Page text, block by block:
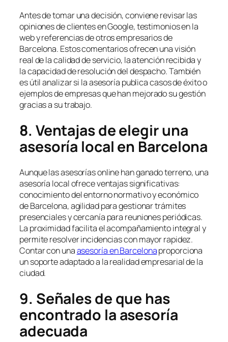
Antes de tomar una decisión, conviene revisar las
opiniones de clientes en Google, testimonios en la
web y referencias de otros empresarios de
Barcelona. Estos comentarios ofrecen una visión
real de la calidad de servicio, la atención recibida y
la capacidad de resolución del despacho. También
es útil analizar si la asesoría publica casos de éxito o
ejemplos de empresas que han mejorado su gestión
gracias a su trabajo.
8. Ventajas de elegir una
asesoría local en Barcelona
Aunque las asesorías online han ganado terreno, una
asesoría local ofrece ventajas significativas:
conocimiento del entorno normativo y económico
de Barcelona, agilidad para gestionar trámites
presenciales y cercanía para reuniones periódicas.
La proximidad facilita el acompañamiento integral y
permite resolver incidencias con mayor rapidez.
Contar con unaasesoría en Barcelonaproporciona
un soporte adaptado a la realidad empresarial de la
ciudad.
9. Señales de que has
encontrado la asesoría
adecuada